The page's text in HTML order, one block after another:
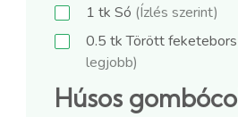
1 tk Só (Ízlés szerint)
0.5 tkTörött feketebors
legjobb)
Húsos